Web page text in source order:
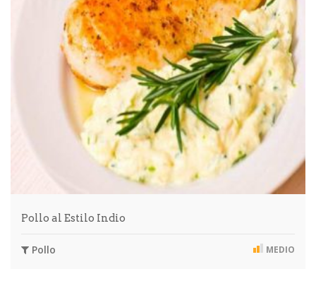
Pollo al Estilo Indio
Pollo MEDIO